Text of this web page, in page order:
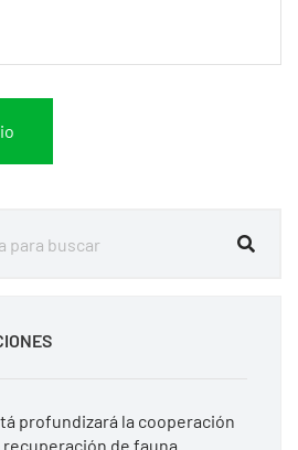
profundizará la cooperación
recuperación de fauna